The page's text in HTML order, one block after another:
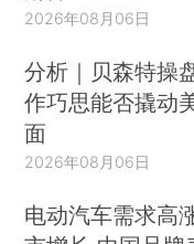
2026年08月06日
分析｜贝森特操
作巧思能否撬动
面
2026年08月06日
电动汽车需求高